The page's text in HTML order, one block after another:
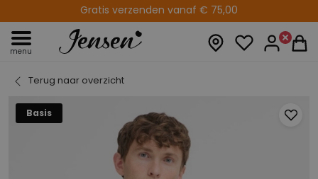
Gratis verzenden vanaf € 75,00
14 fysieke winkels
menu
Terug naar overzicht
Basis